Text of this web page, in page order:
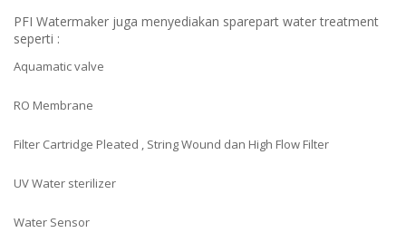
PFI Watermaker juga menyediakan sparepart water treatment
seperti :
Aquamatic valve
RO Membrane
Filter Cartridge Pleated , String Wound dan High Flow Filter
UV Water sterilizer
Water Sensor